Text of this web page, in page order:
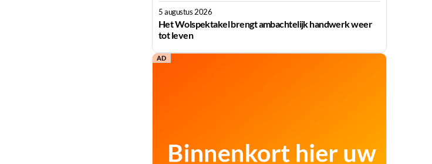
5 augustus 2026
Het Wolspektakel brengt ambachtelijk handwerk weer
tot leven
AD